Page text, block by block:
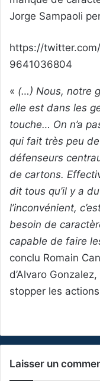
Jorge Sampaoli
https://
9641036804
« (…) Nous, notre
elle est dans les
touche… On n’a
qui fait très peu
défenseurs
de cartons.
dit tous qu’il y a
l’inconvénient,
besoin de
capable de faire
conclu Romain
d’Alvaro
stopper les
Laisser un